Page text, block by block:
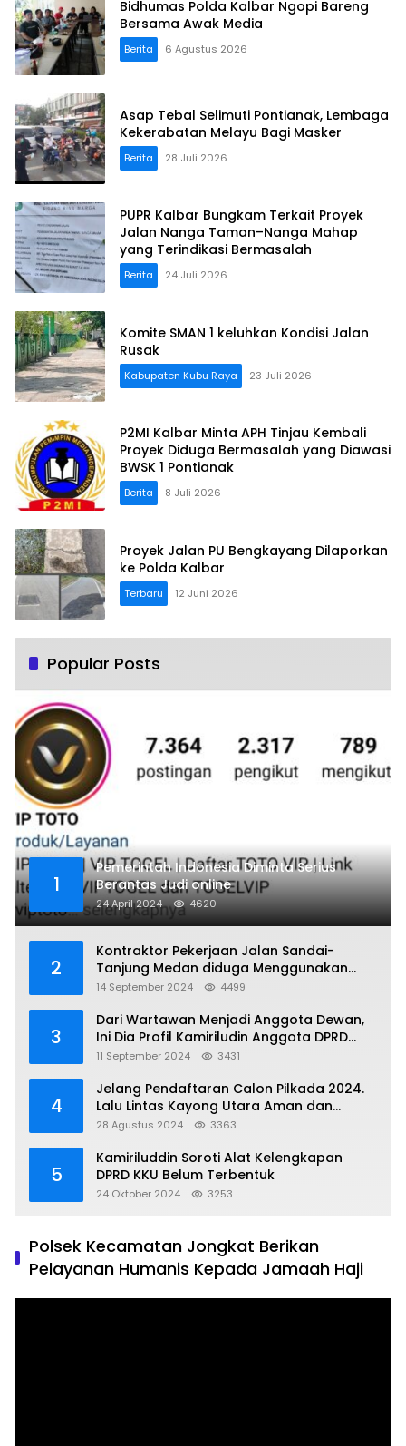
Bidhumas Polda Kalbar Ngopi Bareng
Bersama Awak Media
Berita 6 Agustus 2026
Asap Tebal Selimuti Pontianak, Lembaga
Kekerabatan Melayu Bagi Masker
Berita 28 Juli 2026
PUPR Kalbar Bungkam Terkait Proyek
Jalan Nanga Taman–Nanga Mahap
yang Terindikasi Bermasalah
Berita 24 Juli 2026
Komite SMAN 1 keluhkan Kondisi Jalan
Rusak
Kabupaten Kubu Raya 23 Juli 2026
P2MI Kalbar Minta APH Tinjau Kembali
Proyek Diduga Bermasalah yang Diawasi
BWSK 1 Pontianak
Berita 8 Juli 2026
Proyek Jalan PU Bengkayang Dilaporkan
ke Polda Kalbar
Terbaru 12 Juni 2026
Popular Posts
1
Pemerintah Indonesia Diminta Serius
Berantas Judi online
24 April 2024 4620
2
Kontraktor Pekerjaan Jalan Sandai-
Tanjung Medan diduga Menggunakan
Matrial Tanah tak Berizin Resmi
14 September 2024 4499
3
Dari Wartawan Menjadi Anggota Dewan,
Ini Dia Profil Kamiriludin Anggota DPRD
Dapil 1 KKU
11 September 2024 3431
4
Jelang Pendaftaran Calon Pilkada 2024.
Lalu Lintas Kayong Utara Aman dan
Kondusif
28 Agustus 2024 3363
5
Kamiriluddin Soroti Alat Kelengkapan
DPRD KKU Belum Terbentuk
24 Oktober 2024 3253
Polsek Kecamatan Jongkat Berikan
Pelayanan Humanis Kepada Jamaah Haji